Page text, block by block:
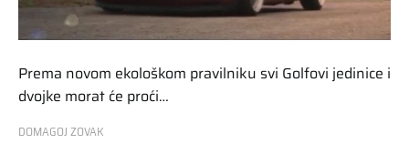
Prema novom ekološkom pravilniku svi Golfovi jedinice i
dvojke morat će proći…
DOMAGOJ ZOVAK